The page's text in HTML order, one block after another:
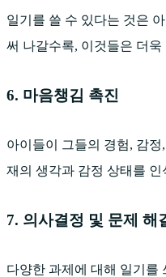
일기를 쓸 수 있다는 것은
써 나갈수록, 이것들은 더
6. 마음챙김 촉진
아이들이 그들의 경험, 감
재의 생각과 감정 상태를 인
7. 의사결정 및 문제 해
다양한 과제에 대해 일기를